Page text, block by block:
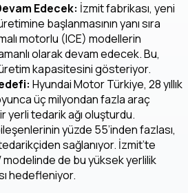
Edecek: İzmit fabrikası, yeni
başlanmasının yanı sıra
motorlu (ICE) modellerin
olarak devam edecek. Bu,
kapasitesini gösteriyor.
Hyundai Motor Türkiye, 28 yıllık
üç milyondan fazla araç
yerli tedarik ağı oluşturdu.
yüzde 55’inden fazlası,
sağlanıyor. İzmit’te
de bu yüksek yerlilik
hedefleniyor.